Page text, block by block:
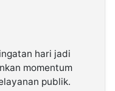
hari jadi
momentum
publik.